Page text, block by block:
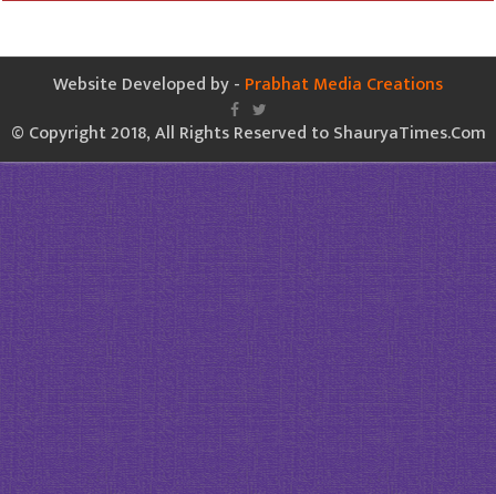
Website Developed by - Prabhat Media Creations
© Copyright 2018, All Rights Reserved to ShauryaTimes.Com